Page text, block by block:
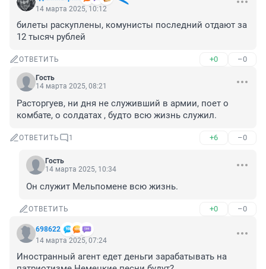
14 марта 2025, 10:12
билеты раскуплены, комунисты последний отдают за
12 тысяч рублей
ОТВЕТИТЬ +0 –0
Гость
14 марта 2025, 08:21
Расторгуев, ни дня не служивший в армии, поет о
комбате, о солдатах , будто всю жизнь служил.
ОТВЕТИТЬ 1 +6 –0
Гость
14 марта 2025, 10:34
Он служит Мельпомене всю жизнь.
ОТВЕТИТЬ +0 –0
698622
14 марта 2025, 07:24
Иностранный агент едет деньги зарабатывать на